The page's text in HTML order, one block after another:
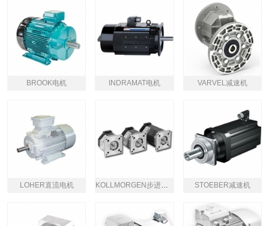
BROOK电机 INDRAMAT电机 VARVEL减速机
LOHER直流电机 KOLLMORGEN步进电机 STOEBER减速机